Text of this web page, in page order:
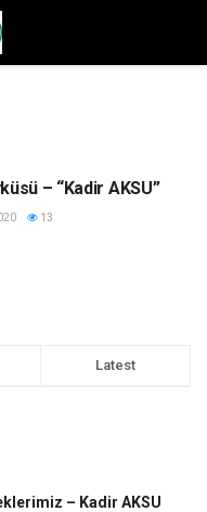
– “Kadir AKSU”
13
Latest
– Kadir AKSU